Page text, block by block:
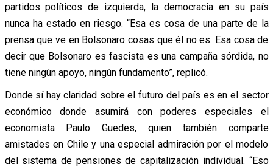
partidos políticos de izquierda, la democracia en su país
nunca ha estado en riesgo. “Esa es cosa de una parte de la
prensa que ve en Bolsonaro cosas que él no es. Esa cosa de
decir que Bolsonaro es fascista es una campaña sórdida, no
tiene ningún apoyo, ningún fundamento”, replicó.
Donde sí hay claridad sobre el futuro del país es en el sector
económico donde asumirá con poderes especiales el
economista Paulo Guedes, quien también comparte
amistades en Chile y una especial admiración por el modelo
del sistema de pensiones de capitalización individual. “Eso